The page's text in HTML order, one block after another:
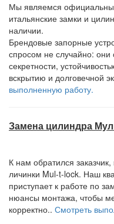
Мы являемся
итальянские замки и
наличии.
Брендовые запорные
спросом не случайно:
секретности,
вскрытию и долговечной
выполненную работу.
Замена цилиндра
К нам обратился
личинки Mul-t-lock. Наш
приступает к работе по
нюансы монтажа, чтобы
корректно.. Смотреть